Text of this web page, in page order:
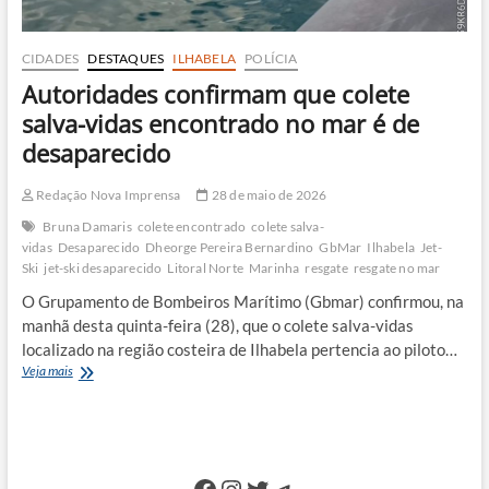
CIDADES DESTAQUES ILHABELA POLÍCIA
Autoridades confirmam que colete
salva-vidas encontrado no mar é de
desaparecido
Redação Nova Imprensa
28 de maio de 2026
Bruna Damaris colete encontrado colete salva-
vidas Desaparecido Dheorge Pereira Bernardino GbMar Ilhabela Jet-
Ski jet-ski desaparecido Litoral Norte Marinha resgate resgate no mar
O Grupamento de Bombeiros Marítimo (Gbmar) confirmou, na
manhã desta quinta-feira (28), que o colete salva-vidas
localizado na região costeira de Ilhabela pertencia ao piloto…
Veja maisAutoridades